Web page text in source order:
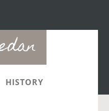
HISTORY